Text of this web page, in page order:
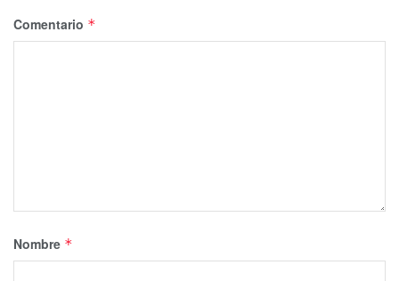
Comentario *
Nombre *